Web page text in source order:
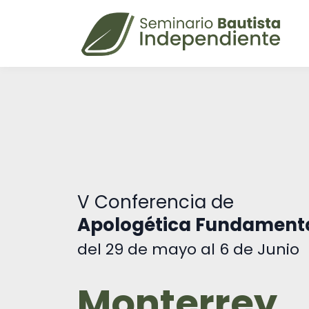
V Conferencia de
Apologética
del 29 de mayo al 6 de Junio